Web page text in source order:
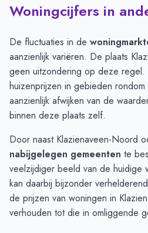
Woningcijfers in
De fluctuaties in de
aanzienlijk variëren. De plaats
geen uitzondering op deze
huizenprijzen in gebieden
aanzienlijk afwijken van de
binnen deze plaats zelf.
Door naast Klazienaveen-Noord
nabijgelegen gemeenten te
veelzijdiger beeld van de huidige
kan daarbij bijzonder
de prijzen van woningen in
verhouden tot die in omliggende